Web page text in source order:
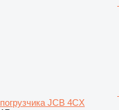
погрузчика JCB 4CX